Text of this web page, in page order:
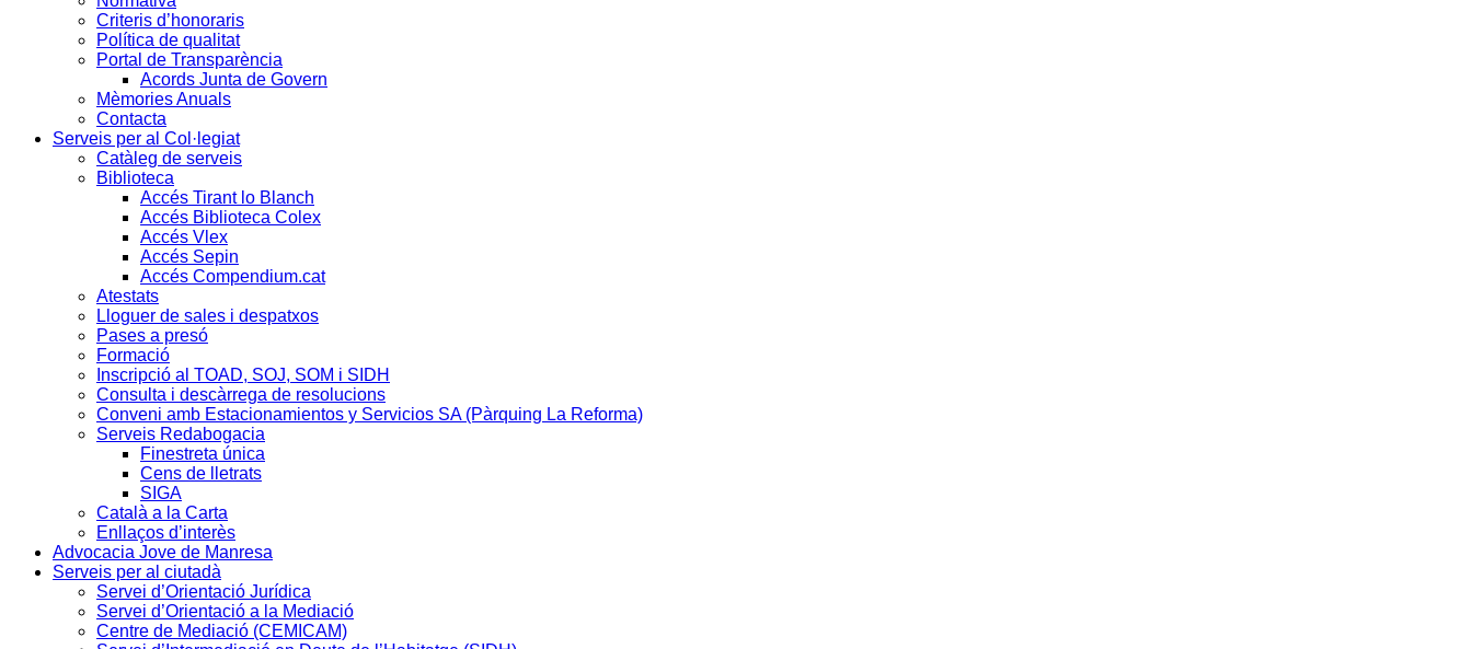
Criteris d’honoraris
Política de qualitat
Portal de Transparència
Acords Junta de Govern
Mèmories Anuals
Contacta
Serveis per al Col·legiat
Catàleg de serveis
Biblioteca
Accés Tirant lo Blanch
Accés Biblioteca Colex
Accés Vlex
Accés Sepin
Accés Compendium.cat
Atestats
Lloguer de sales i despatxos
Pases a presó
Formació
Inscripció al TOAD, SOJ, SOM i SIDH
Consulta i descàrrega de resolucions
Conveni amb Estacionamientos y Servicios SA (Pàrquing La Reforma)
Serveis Redabogacia
Finestreta única
Cens de lletrats
SIGA
Català a la Carta
Enllaços d’interès
Advocacia Jove de Manresa
Serveis per al ciutadà
Servei d’Orientació Jurídica
Servei d’Orientació a la Mediació
Centre de Mediació (CEMICAM)